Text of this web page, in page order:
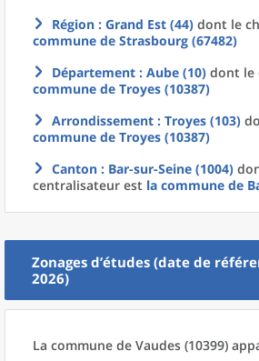
Région : Grand Est (44) dont le
commune de Strasbourg (67482)
Département : Aube (10) dont le
commune de Troyes (10387)
Arrondissement : Troyes (103)
commune de Troyes (10387)
Canton : Bar-sur-Seine (1004)
centralisateur est la commune de
Zonages d’études (date de
2026)
La commune de Vaudes (10399)